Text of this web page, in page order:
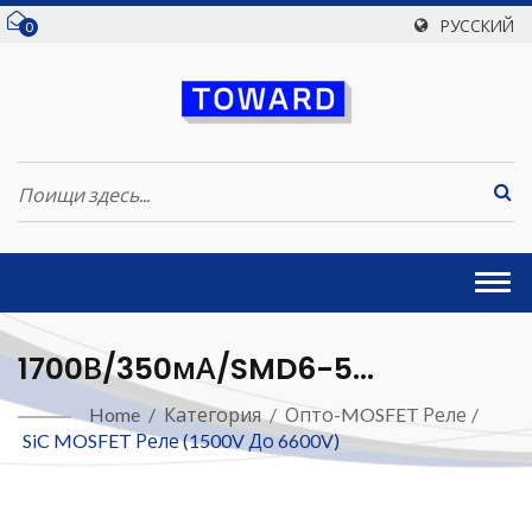
0 РУССКИЙ
1700В/350мА/SMD6-5
Твердотельное Реле (SiC
MOSFET)
Home / Категория / Опто-MOSFET Реле /
SiC MOSFET Реле (1500V До 6600V)